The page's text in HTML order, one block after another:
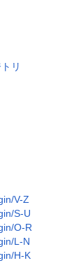
リ
V-Z
S-U
O-R
L-N
H-K